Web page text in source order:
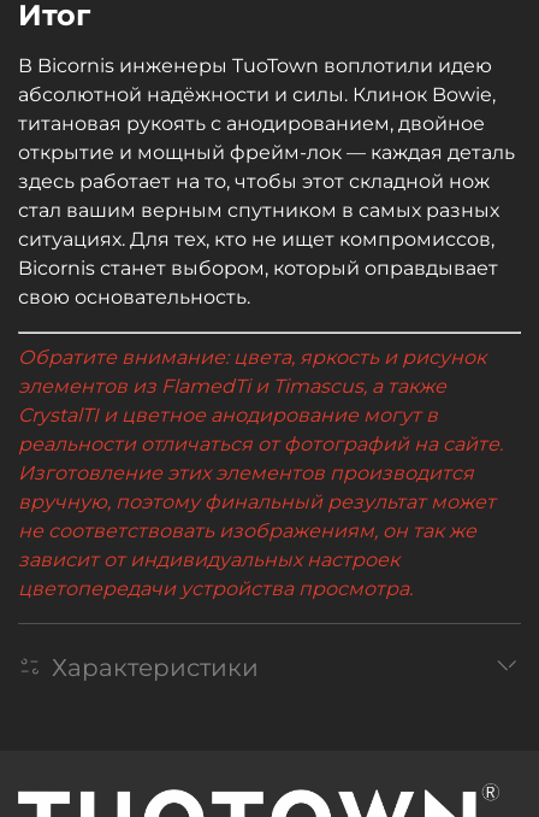
Итог
В Bicornis инженеры TuoTown воплотили идею
абсолютной надёжности и силы. Клинок Bowie,
титановая рукоять с анодированием, двойное
открытие и мощный фрейм-лок — каждая деталь
здесь работает на то, чтобы этот складной нож
стал вашим верным спутником в самых разных
ситуациях. Для тех, кто не ищет компромиссов,
Bicornis станет выбором, который оправдывает
свою основательность.
Обратите внимание: цвета, яркость и рисунок
элементов из FlamedTi и Timascus, а также
CrystalTI и цветное анодирование могут в
реальности отличаться от фотографий на сайте.
Изготовление этих элементов производится
вручную, поэтому финальный результат может
не соответствовать изображениям, он так же
зависит от индивидуальных настроек
цветопередачи устройства просмотра.
Характеристики